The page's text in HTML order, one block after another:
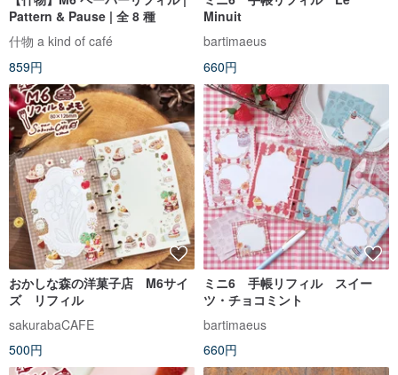
Pattern & Pause | 全 8 種
什物 a kind of café
859円
Minuit
bartimaeus
660円
おかしな森の洋菓子店 M6サイ
ズ リフィル
sakurabaCAFE
500円
ミニ6 手帳リフィル スイー
ツ・チョコミント
bartimaeus
660円